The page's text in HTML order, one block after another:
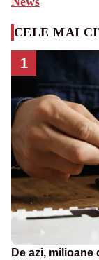
CELE MAI
1
De azi,